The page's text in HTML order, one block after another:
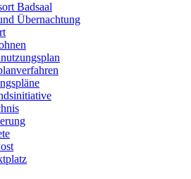
Badsaal
Übernachtung